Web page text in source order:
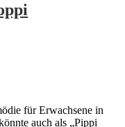
für Erwachsene in
auch als „Pippi